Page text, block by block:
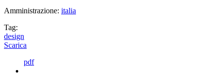
Amministrazione: italia
Tag:
design
Scarica
pdf